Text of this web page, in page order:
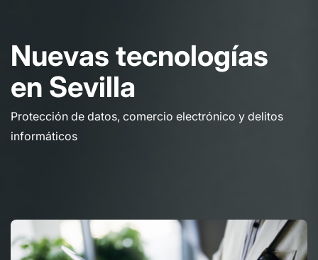
Nuevas tecnologías
en Sevilla
Protección de datos, comercio electrónico y delitos
informáticos